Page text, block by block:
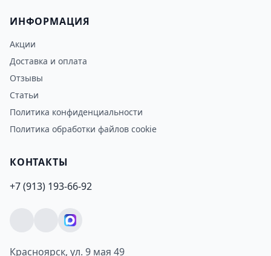
ИНФОРМАЦИЯ
Акции
Доставка и оплата
Отзывы
Статьи
Политика конфиденциальности
Политика обработки файлов cookie
КОНТАКТЫ
+7 (913) 193-66-92
Красноярск, ул. 9 мая 49